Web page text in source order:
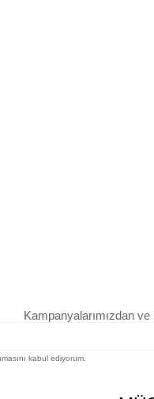
Kampanyalarımızdan
kabul ediyorum.